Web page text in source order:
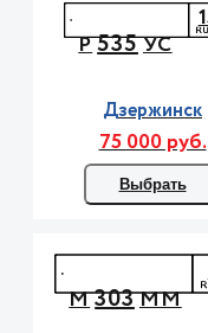
Р535УС
Дзержинск
75 000 руб.
Выбрать
М303ММ